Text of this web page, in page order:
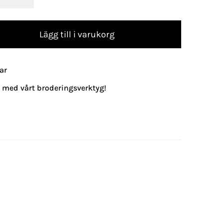
Lägg till i varukorg
vårt broderingsverktyg!